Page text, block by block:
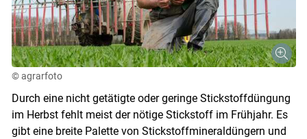
© agrarfoto
Durch eine nicht getätigte oder geringe Stickstoffdüngung
im Herbst fehlt meist der nötige Stickstoff im Frühjahr. Es
gibt eine breite Palette von Stickstoffmineraldüngern und